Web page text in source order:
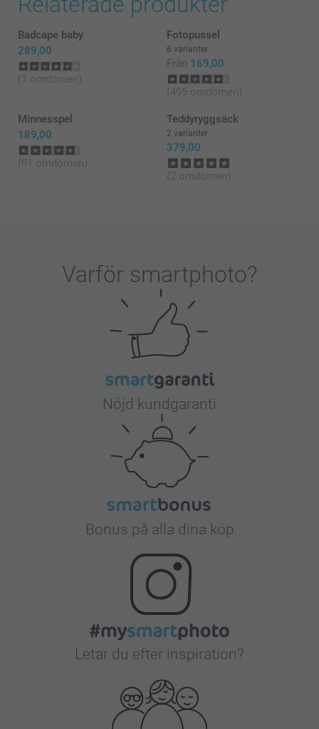
Pernilla @smartphoto
Badcape baby
289,00
(7 omdömen)
Fotopussel
6 varianter
Från 169,00
(495 omdömen)
Minnesspel
189,00
(91 omdömen)
Teddyryggsäck
2 varianter
379,00
(2 omdömen)
Varför smartphoto?
Nöjd kundgaranti
Bonus på alla dina köp
Letar du efter inspiration?